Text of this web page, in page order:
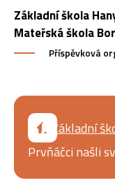
Základní škola
Mateřská škola
Příspěvková
Základní
Prvňáčci našli